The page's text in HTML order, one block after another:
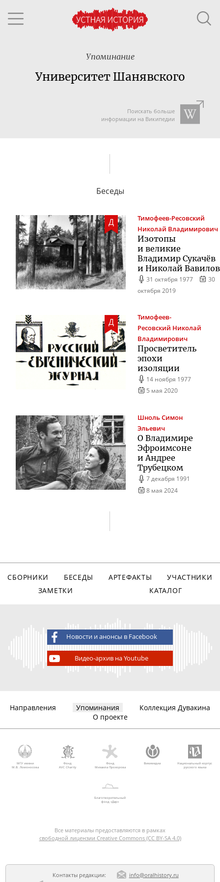
Упоминание
Университет Шанявского
Поискать больше
информации на Википедии
Беседы
Д
Тимофеев-Ресовский
Николай Владимирович
Изотопы
и великие
Владимир Сукачёв
и Николай Вавилов
31 октября 1977
30
октября 2019
Д
Тимофеев-
Ресовский Николай
Владимирович
Просветитель
эпохи
изоляции
14 ноября 1977
5 мая 2020
ШнольСимон
Эльевич
О Владимире
Эфроимсоне
и Андрее
Трубецком
7 декабря 1991
8 мая 2024
СБОРНИКИ БЕСЕДЫ АРТЕФАКТЫ
УЧАСТНИКИ
ЗАМЕТКИ
КАТАЛОГ
Новости и анонсы в Facebook
Видео-архив на Youtube
Направления Упоминания
Коллекция Дувакина
О проекте
МГУ имени
М.В. Ломоносова
Фонд
AVC Charity
Фонд
Михаила Прохорова
Викимедиа
Национальный корпус
русского языка
Благотворительный
фонд «Дар»
Все материалы предоставляются в рамках
свободной лицензии Creative Commons (CC BY-SA 4.0)
Контакты редакции:
info@oralhistory.ru